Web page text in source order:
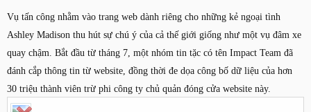
Vụ tấn công nhằm vào trang web dành riêng cho những kẻ ngoại tình
Ashley Madison thu hút sự chú ý của cả thế giới giống như một vụ đâm xe
quay chậm. Bắt đầu từ tháng 7, một nhóm tin tặc có tên Impact Team đã
đánh cắp thông tin từ website, đồng thời đe dọa công bố dữ liệu của hơn
30 triệu thành viên trừ phi công ty chủ quản đóng cửa website này.